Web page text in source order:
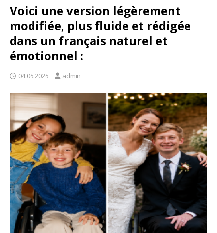
Voici une version légèrement
modifiée, plus fluide et rédigée
dans un français naturel et
émotionnel :
04.06.2026 admin